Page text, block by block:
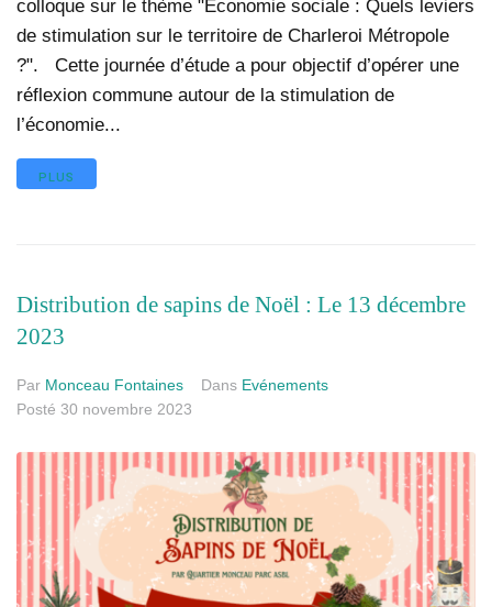
colloque sur le thème "Economie sociale : Quels leviers
de stimulation sur le territoire de Charleroi Métropole
?". Cette journée d’étude a pour objectif d’opérer une
réflexion commune autour de la stimulation de
l’économie...
PLUS
Distribution de sapins de Noël : Le 13 décembre
2023
Par Monceau Fontaines Dans Evénements
Posté 30 novembre 2023